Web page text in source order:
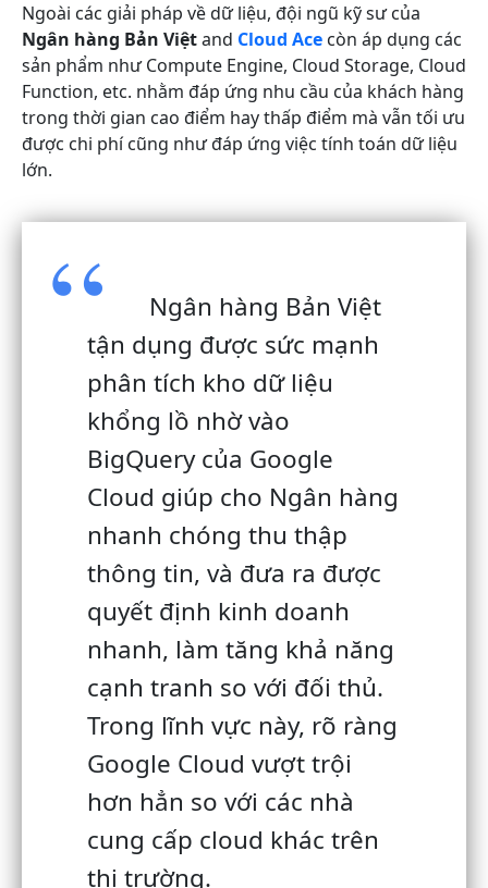
Ngoài các giải pháp về dữ liệu, đội ngũ kỹ sư của
Ngân hàng Bản Việtand Cloud Ace còn áp dụng các
sản phẩm như Compute Engine, Cloud Storage, Cloud
Function, etc. nhằm đáp ứng nhu cầu của khách hàng
trong thời gian cao điểm hay thấp điểm mà vẫn tối ưu
được chi phí cũng như đáp ứng việc tính toán dữ liệu
lớn.
Ngân hàng Bản Việt
tận dụng được sức mạnh
phân tích kho dữ liệu
khổng lồ nhờ vào
BigQuery của Google
Cloud giúp cho Ngân hàng
nhanh chóng thu thập
thông tin, và đưa ra được
quyết định kinh doanh
nhanh, làm tăng khả năng
cạnh tranh so với đối thủ.
Trong lĩnh vực này, rõ ràng
Google Cloud vượt trội
hơn hẳn so với các nhà
cung cấp cloud khác trên
thị trường.